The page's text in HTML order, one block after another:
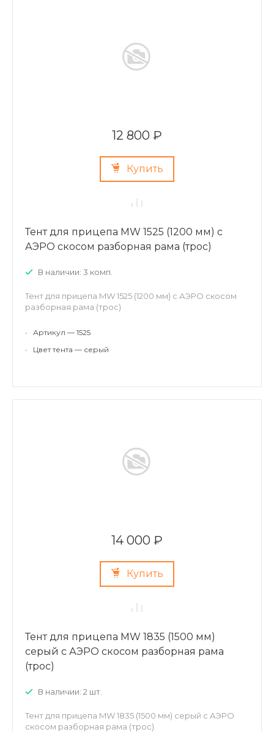
12 800 ₽
Купить
Тент для прицепа MW 1525 (1200 мм) с
АЭРО скосом разборная рама (трос)
В наличии: 3 комп.
Тент для прицепа MW 1525 (1200 мм) с АЭРО скосом
разборная рама (трос)
•
Артикул — 1525
•
Цвет тента — серый
14 000 ₽
Купить
Тент для прицепа MW 1835 (1500 мм)
серый с АЭРО скосом разборная рама
(трос)
В наличии: 2 шт.
Тент для прицепа MW 1835 (1500 мм) серый с АЭРО
скосом разборная рама (трос)